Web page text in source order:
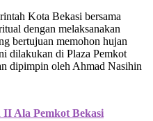
Kota Bekasi bersama
dengan melaksanakan
bertujuan memohon hujan
dilakukan di Plaza Pemkot
dipimpin oleh Ahmad Nasihin
II Ala Pemkot Bekasi